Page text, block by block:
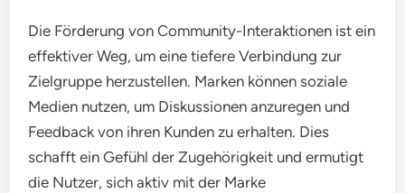
Die Förderung von Community-Interaktionen ist ein
effektiver Weg, um eine tiefere Verbindung zur
Zielgruppe herzustellen. Marken können soziale
Medien nutzen, um Diskussionen anzuregen und
Feedback von ihren Kunden zu erhalten. Dies
schafft ein Gefühl der Zugehörigkeit und ermutigt
die Nutzer, sich aktiv mit der Marke